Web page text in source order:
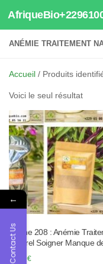
Au dessous du
ANÉMIE TRAITEMENT
Accueil / Produits
Voici le seul résultat
Tisane 208 : Anémie
Naturel Soigner Manque
30.00€
←
Contact Us